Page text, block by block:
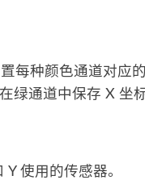
每种颜色通道对应
绿通道中保存 X 坐标
Y 使用的传感器。